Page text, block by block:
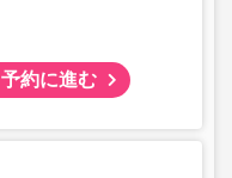
予約に進む